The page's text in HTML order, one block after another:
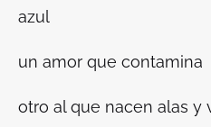
azul
un amor que contamina
otro al que nacen alas y